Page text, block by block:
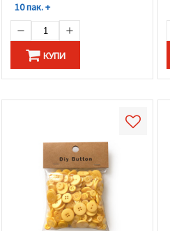
10 пак. +
КУПИ